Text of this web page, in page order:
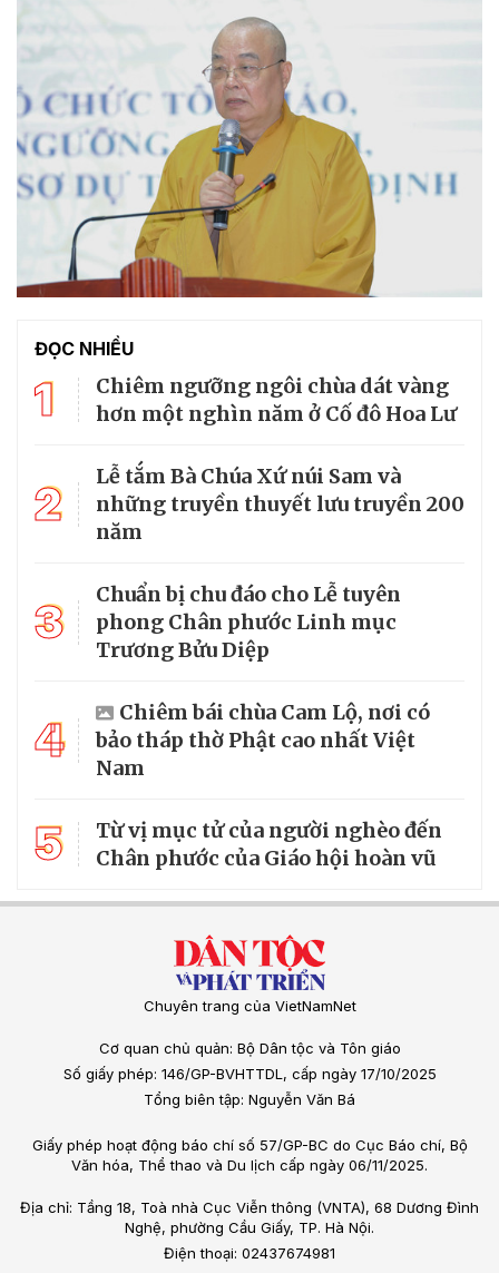
ĐỌC NHIỀU
1
Chiêm ngưỡng ngôi chùa dát vàng
hơn một nghìn năm ở Cố đô Hoa Lư
2
Lễ tắm Bà Chúa Xứ núi Sam và
những truyền thuyết lưu truyền 200
năm
3
Chuẩn bị chu đáo cho Lễ tuyên
phong Chân phước Linh mục
Trương Bửu Diệp
4
Chiêm bái chùa Cam Lộ, nơi có
bảo tháp thờ Phật cao nhất Việt
Nam
5
Từ vị mục tử của người nghèo đến
Chân phước của Giáo hội hoàn vũ
Chuyên trang của VietNamNet
Cơ quan chủ quản: Bộ Dân tộc và Tôn giáo
Số giấy phép: 146/GP-BVHTTDL, cấp ngày 17/10/2025
Tổng biên tập: Nguyễn Văn Bá
Giấy phép hoạt động báo chí số 57/GP-BC do Cục Báo chí, Bộ
Văn hóa, Thể thao và Du lịch cấp ngày 06/11/2025.
Địa chỉ: Tầng 18, Toà nhà Cục Viễn thông (VNTA), 68 Dương Đình
Nghệ, phường Cầu Giấy, TP. Hà Nội.
Điện thoại: 02437674981